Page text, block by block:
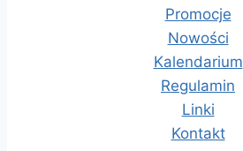
Promocje
Nowości
Kalendarium
Regulamin
Linki
Kontakt